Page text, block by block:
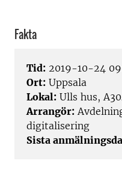
Fakta
Tid: 2019-10-24
Ort: Uppsala
Lokal: Ulls hus,
Arrangör:
digitalisering
Sista